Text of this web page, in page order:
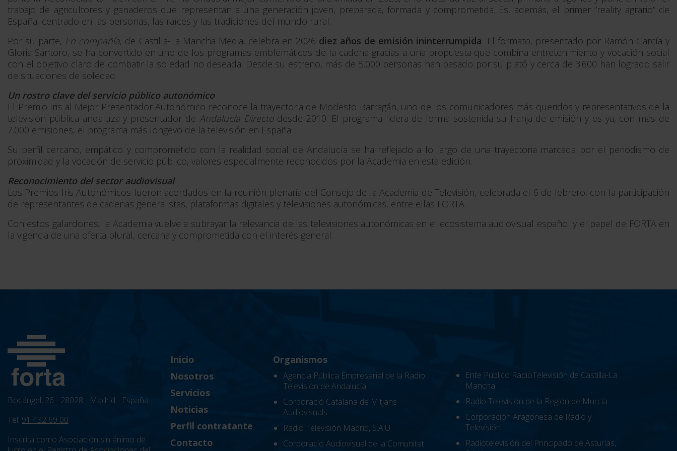
trabajo de agricultores y ganaderos que representan a una generación joven, preparada, formada y comprometida. Es, además, el primer “reality agrario” de
España, centrado en las personas, las raíces y las tradiciones del mundo rural.
Por su parte, En compañía, de Castilla-La Mancha Media, celebra en 2026 diez años de emisión ininterrumpida. El formato, presentado por Ramón García y
Gloria Santoro, se ha convertido en uno de los programas emblemáticos de la cadena gracias a una propuesta que combina entretenimiento y vocación social
con el objetivo claro de combatir la soledad no deseada. Desde su estreno, más de 5.000 personas han pasado por su plató y cerca de 3.600 han logrado salir
de situaciones de soledad.
Un rostro clave del servicio público autonómico
El Premio Iris al Mejor Presentador Autonómico reconoce la trayectoria de Modesto Barragán, uno de los comunicadores más queridos y representativos de la
televisión pública andaluza y presentador de Andalucía Directodesde 2010. El programa lidera de forma sostenida su franja de emisión y es ya, con más de
7.000 emisiones, el programa más longevo de la televisión en España.
Su perfil cercano, empático y comprometido con la realidad social de Andalucía se ha reflejado a lo largo de una trayectoria marcada por el periodismo de
proximidad y la vocación de servicio público, valores especialmente reconocidos por la Academia en esta edición.
Reconocimiento del sector audiovisual
Los Premios Iris Autonómicos fueron acordados en la reunión plenaria del Consejo de la Academia de Televisión, celebrada el 6 de febrero, con la participación
de representantes de cadenas generalistas, plataformas digitales y televisiones autonómicas, entre ellas FORTA.
Con estos galardones, la Academia vuelve a subrayar la relevancia de las televisiones autonómicas en el ecosistema audiovisual español y el papel de FORTA en
la vigencia de una oferta plural, cercana y comprometida con el interés general.
Bocángel, 26 - 28028 - Madrid - España
Tel: 91 432 69 00
Inscrita como Asociación sin ánimo de
Inicio
Nosotros
Servicios
Noticias
Perfil contratante
Contacto
Organismos
Agencia Pública Empresarial de la Radio
Televisión de Andalucía
Corporació Catalana de Mitjans
Audiovisuals
Radio Televisión Madrid, S.A.U.
Corporació Audiovisual de la Comunitat
Ente Público RadioTelevisión de Castilla-La
Mancha
Radio Televisión de la Región de Murcia
Corporación Aragonesa de Radio y
Televisión
Radiotelevisión del Principado de Asturias,